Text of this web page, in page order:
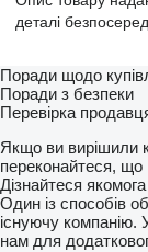
деталі
Поради щодо
Поради з безпеки
Перевірка
Якщо ви вирішили
переконайтеся, що
Дізнайтеся
Один із способів
існуючу компанію.
нам для